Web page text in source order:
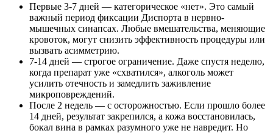
Первые 3-7 дней — категорическое «нет». Это самый
важный период фиксации Диспорта в нервно-
мышечных синапсах. Любые вмешательства, меняющие
кровоток, могут снизить эффективность процедуры или
вызвать асимметрию.
7-14 дней — строгое ограничение. Даже спустя неделю,
когда препарат уже «схватился», алкоголь может
усилить отечность и замедлить заживление
микроповреждений.
После 2 недель — с осторожностью. Если прошло более
14 дней, результат закрепился, а кожа восстановилась,
бокал вина в рамках разумного уже не навредит. Но